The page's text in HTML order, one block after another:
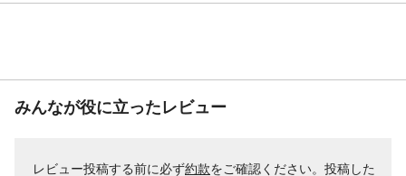
みんなが役に立ったレビュー
レビュー投稿する前に必ず約款をご確認ください。投稿した